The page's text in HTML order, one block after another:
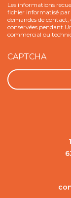
Les informations
fichier informatisé par
demandes de
conservées pendant
commercial ou
CAPTCHA